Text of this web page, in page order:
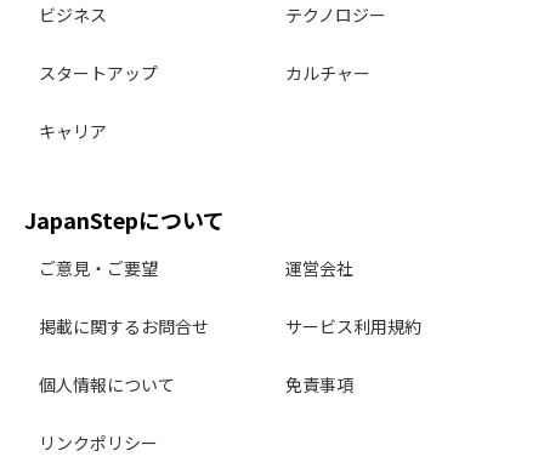
ビジネス テクノロジー
スタートアップ カルチャー
キャリア
JapanStepについて
ご意見・ご要望 運営会社
掲載に関するお問合せ サービス利用規約
個人情報について 免責事項
リンクポリシー